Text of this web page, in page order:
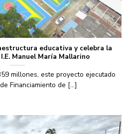
educativa y celebra la
Manuel María Mallarino
millones, este proyecto ejecutado
Financiamiento de [...]